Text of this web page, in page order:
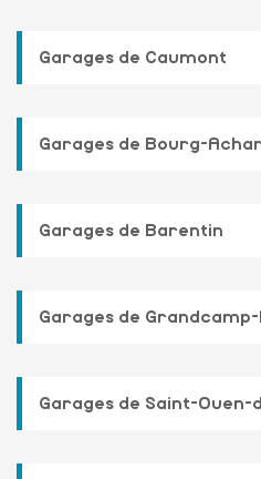
Garages de Caumont
Garages de Bourg-
Garages de Barentin
Garages de Grandcamp-
Garages de Saint-